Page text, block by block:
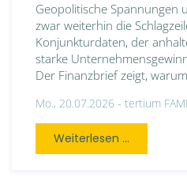
Geopolitische Spannungen
zwar weiterhin die
Konjunkturdaten, der
starke
Der Finanzbrief zeigt,
Mo., 20.07.2026 - tertium
Weiterlesen ...